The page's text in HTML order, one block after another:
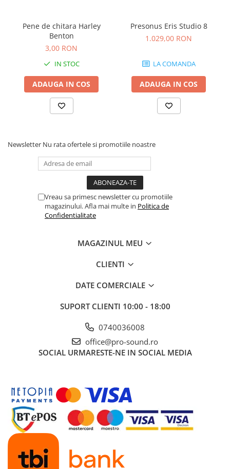
Ecrane LED
Efecte de lumini
Masini de fum si ceata
Mixere DMX
Moving Head-uri
Par Led si Pinspot
Stative si schela lumini
Instrumente Muzicale
Chitare si bass
Instrumente cu arcus
Instrumente de percutie
Instrumente si jucarii pentru copii
Accesorii Pick-up si Vinyl
Console DJ
Mixere DJ
Platane DJ
Samplere si controllere
Stative si pupitre DJ
Cabluri si conectori
Cabluri adaptoare, cabluri Y
Pene de chitara Harley
Benton
3,00 RON
IN STOC
ADAUGA IN COS
Presonus Eris Studio 8
1.029,00 RON
LA COMANDA
ADAUGA IN COS
Newsletter Nu rata ofertele si promotiile noastre
Vreau sa primesc newsletter cu promotiile
magazinului. Afla mai multe in Politica de
Confidentialitate
MAGAZINUL MEU
CLIENTI
DATE COMERCIALE
SUPORT CLIENTI 10:00 - 18:00
0740036008
office@pro-sound.ro
SOCIAL URMARESTE-NE IN SOCIAL MEDIA